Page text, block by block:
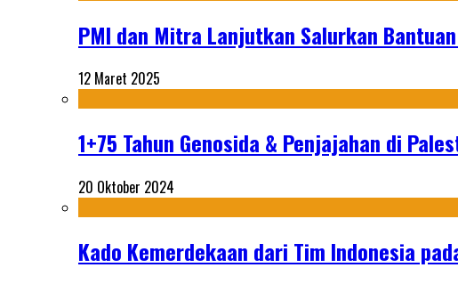
PMI dan Mitra Lanjutkan Salurkan
12 Maret 2025
1+75 Tahun Genosida & Penjajahan di
20 Oktober 2024
Kado Kemerdekaan dari Tim Indonesia